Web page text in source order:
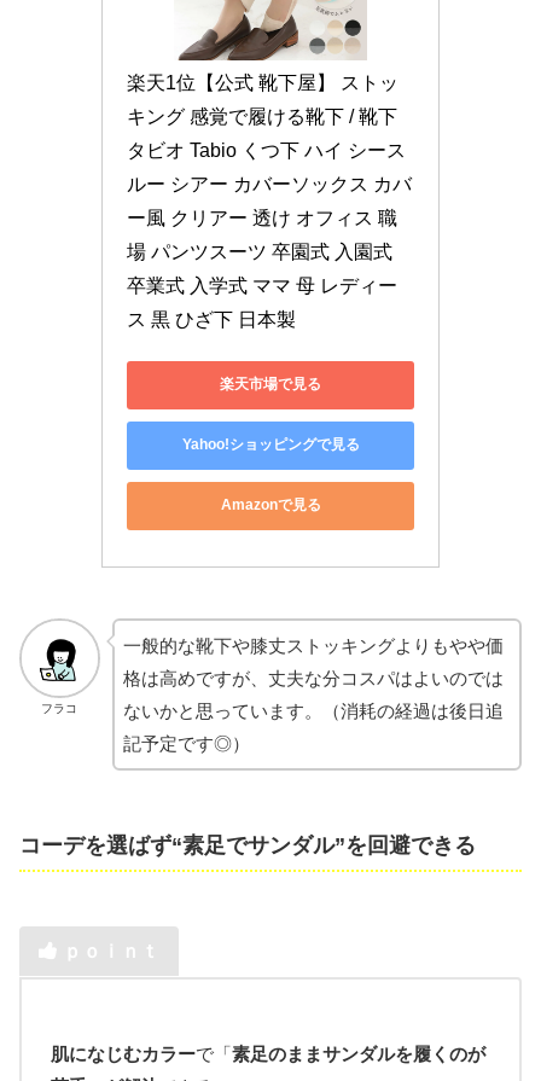
楽天1位【公式 靴下屋】 ストッ
キング 感覚で履ける靴下 / 靴下
タビオ Tabio くつ下 ハイ シース
ルー シアー カバーソックス カバ
ー風 クリアー 透け オフィス 職
場 パンツスーツ 卒園式 入園式
卒業式 入学式 ママ 母 レディー
ス 黒 ひざ下 日本製
楽天市場で見る
Yahoo!ショッピングで見る
Amazonで見る
フラコ
一般的な靴下や膝丈ストッキングよりもやや価
格は高めですが、丈夫な分コスパはよいのでは
ないかと思っています。（消耗の経過は後日追
記予定です◎）
コーデを選ばず“素足でサンダル”を回避できる
ｐｏｉｎｔ
肌になじむカラーで「素足のままサンダルを履くのが